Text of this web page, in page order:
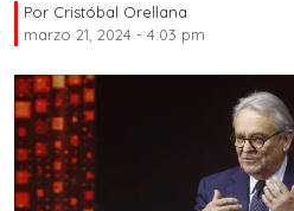
Por Cristóbal Orellana
marzo 21, 2024 - 4:03 pm